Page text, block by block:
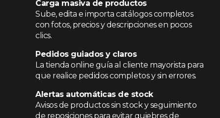
Carga masiva de productos
Sube, edita e importa catálogos completos
con fotos, precios y descripciones en pocos
clics.
Pedidos guiados y claros
La tienda online guía al cliente mayorista para
que realice pedidos completos y sin errores.
Alertas automáticas de stock
Avisos de productos sin stock y seguimiento
de reposiciones para evitar quiebres de